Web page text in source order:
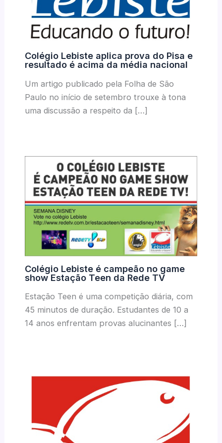
Colégio Lebiste aplica prova do Pisa e
resultado é acima da média nacional
Um artigo publicado pela Folha de São
Paulo no início de setembro trouxe à tona
uma discussão a respeito da […]
Colégio Lebiste é campeão no game
show Estação Teen da Rede TV
Estação Teen é uma competição diária, com
45 minutos de duração. Estudantes de 10 a
14 anos enfrentam provas alucinantes […]